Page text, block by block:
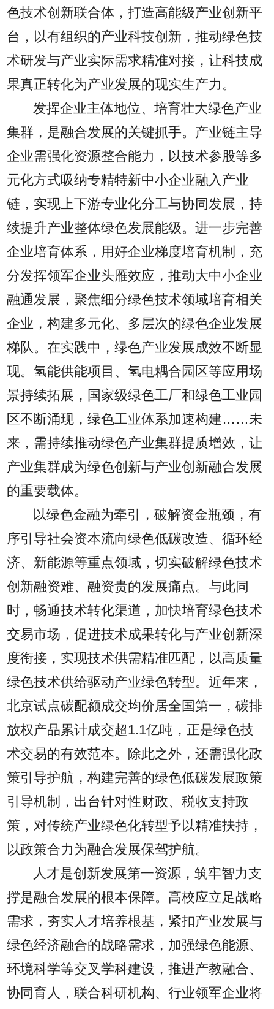
色技术创新联合体，打造高能级产业创新平
台，以有组织的产业科技创新，推动绿色技
术研发与产业实际需求精准对接，让科技成
果真正转化为产业发展的现实生产力。
发挥企业主体地位、培育壮大绿色产业
集群，是融合发展的关键抓手。产业链主导
企业需强化资源整合能力，以技术参股等多
元化方式吸纳专精特新中小企业融入产业
链，实现上下游专业化分工与协同发展，持
续提升产业整体绿色发展能级。进一步完善
企业培育体系，用好企业梯度培育机制，充
分发挥领军企业头雁效应，推动大中小企业
融通发展，聚焦细分绿色技术领域培育相关
企业，构建多元化、多层次的绿色企业发展
梯队。在实践中，绿色产业发展成效不断显
现。氢能供能项目、氢电耦合园区等应用场
景持续拓展，国家级绿色工厂和绿色工业园
区不断涌现，绿色工业体系加速构建……未
来，需持续推动绿色产业集群提质增效，让
产业集群成为绿色创新与产业创新融合发展
的重要载体。
以绿色金融为牵引，破解资金瓶颈，有
序引导社会资本流向绿色低碳改造、循环经
济、新能源等重点领域，切实破解绿色技术
创新融资难、融资贵的发展痛点。与此同
时，畅通技术转化渠道，加快培育绿色技术
交易市场，促进技术成果转化与产业创新深
度衔接，实现技术供需精准匹配，以高质量
绿色技术供给驱动产业绿色转型。近年来，
北京试点碳配额成交均价居全国第一，碳排
放权产品累计成交超1.1亿吨，正是绿色技
术交易的有效范本。除此之外，还需强化政
策引导护航，构建完善的绿色低碳发展政策
引导机制，出台针对性财政、税收支持政
策，对传统产业绿色化转型予以精准扶持，
以政策合力为融合发展保驾护航。
人才是创新发展第一资源，筑牢智力支
撑是融合发展的根本保障。高校应立足战略
需求，夯实人才培养根基，紧扣产业发展与
绿色经济融合的战略需求，加强绿色能源、
环境科学等交叉学科建设，推进产教融合、
协同育人，联合科研机构、行业领军企业将